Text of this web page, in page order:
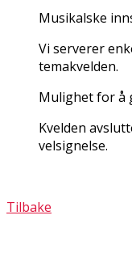
Musikalske
Vi serverer
temakvelden.
Mulighet for å
Kvelden
velsignelse.
Tilbake